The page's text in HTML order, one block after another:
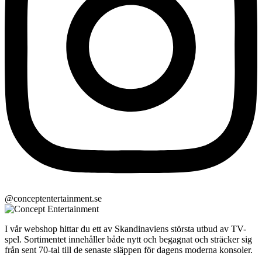
@conceptentertainment.se
I vår webshop hittar du ett av Skandinaviens största utbud av TV-
spel. Sortimentet innehåller både nytt och begagnat och sträcker sig
från sent 70-tal till de senaste släppen för dagens moderna konsoler.